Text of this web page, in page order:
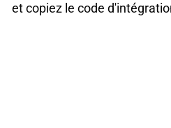
et copiez le code